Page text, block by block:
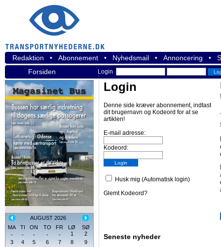
Redaktion • Abonnement • Nyhedsmail • Annoncering •
Forsiden
Login
AUGUST 2026
MA
TI ON TO FR LØ
SØ
-
- - - - 1
2
3
4 5 6 7 8
9
Login
Denne side kræver abonnement, indtast
dit brugernavn og Kodeord for at se
artiklen!
E-mail adresse:
Kodeord:
Husk mig (Automatisk login)
Glemt Kodeord?
Seneste nyheder